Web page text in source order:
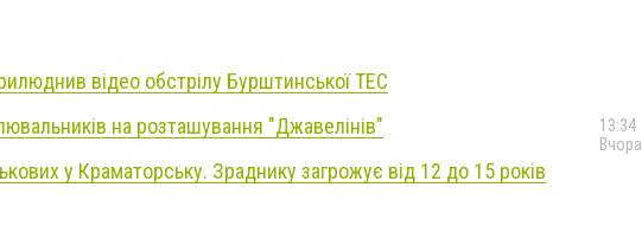
відео обстрілу Бурштинської ТЕС
на розташування "Джавелінів"
у Краматорську. Зраднику загрожує від 12 до 15 років
13:34
Вчора